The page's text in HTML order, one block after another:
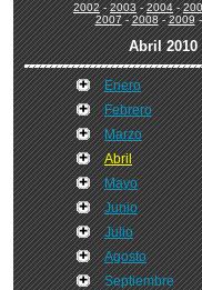
2002-2003-2004-
2007-2008-2009
Abril 2010
Enero
Febrero
Marzo
Abril
Mayo
Junio
Julio
Agosto
Septiembre